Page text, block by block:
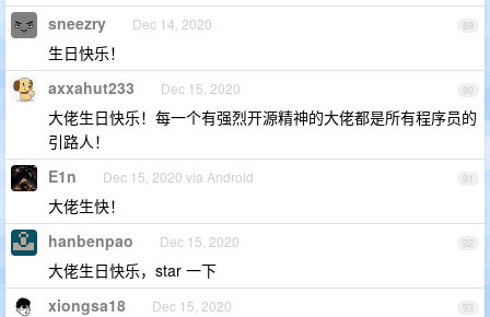
89
sneezry Dec 14, 2020
生日快乐！
90
axxahut233 Dec 15, 2020
大佬生日快乐！每一个有强烈开源精神的大佬都是所有程序员的
引路人！
91
E1n Dec 15, 2020 via Android
大佬生快！
92
hanbenpao Dec 15, 2020
大佬生日快乐，star 一下
93
xiongsa18 Dec 15, 2020